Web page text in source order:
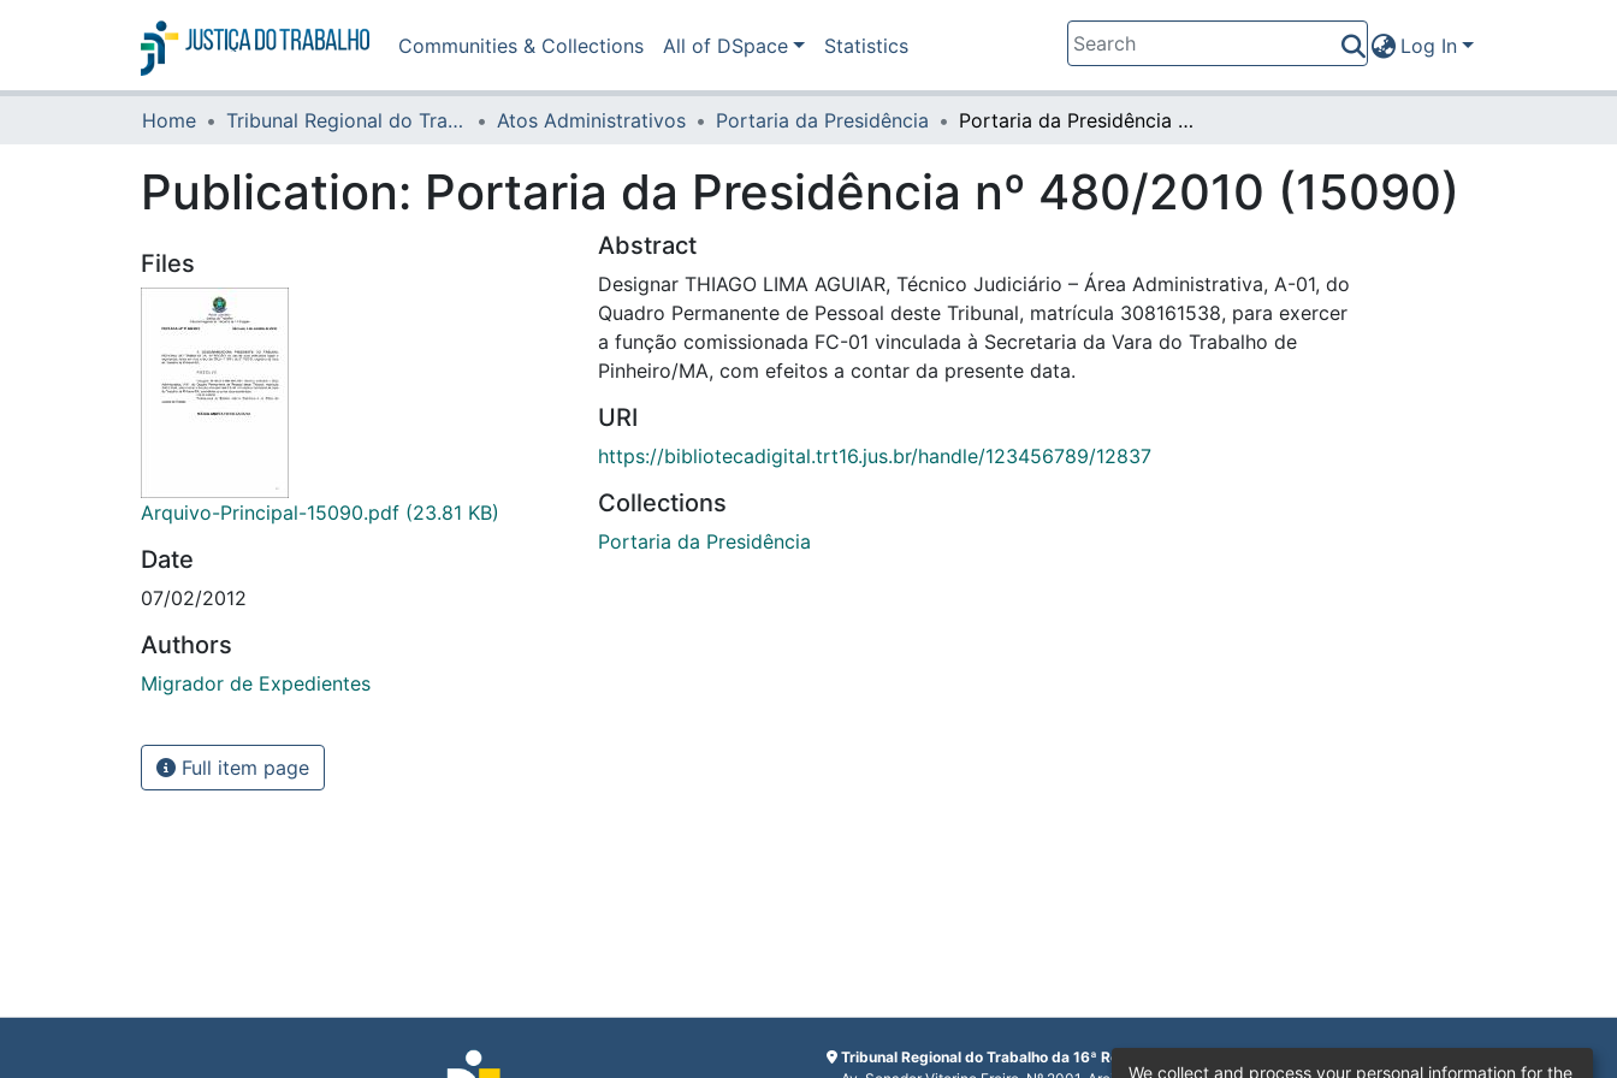
Communities & Collections All of DSpace Statistics Log In
Home Tribunal Regional do Trabalho da 16ª Região Atos Administrativos Portaria da Presidência Portaria da Presidência nº 480/2010 (15090)
Publication: Portaria da Presidência nº 480/2010 (15090)
Files
Arquivo-Principal-15090.pdf (23.81 KB)
Date
07/02/2012
Authors
Migrador de Expedientes
Full item page
Abstract
Designar THIAGO LIMA AGUIAR, Técnico Judiciário – Área Administrativa, A-01, do
Quadro Permanente de Pessoal deste Tribunal, matrícula 308161538, para exercer
a função comissionada FC-01 vinculada à Secretaria da Vara do Trabalho de
Pinheiro/MA, com efeitos a contar da presente data.
URI
https://bibliotecadigital.trt16.jus.br/handle/123456789/12837
Collections
Portaria da Presidência
Tribunal Regional do Trabalho da 16ª Região
We collect and process your personal information for the